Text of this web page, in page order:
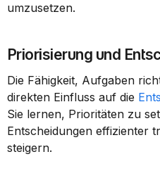
umzusetzen.
Priorisierung und
Die Fähigkeit, Aufgaben
direkten Einfluss auf die
Sie lernen, Prioritäten zu
Entscheidungen effizienter
steigern.